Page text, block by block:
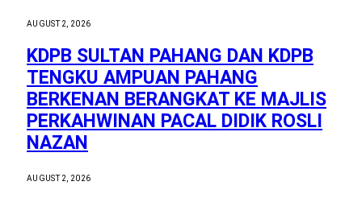
AUGUST 2, 2026
KDPB SULTAN PAHANG DAN KDPB
TENGKU AMPUAN PAHANG
BERKENAN BERANGKAT KE MAJLIS
PERKAHWINAN PACAL DIDIK ROSLI
NAZAN
AUGUST 2, 2026